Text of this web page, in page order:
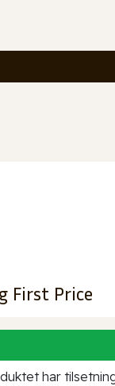
First Price
har